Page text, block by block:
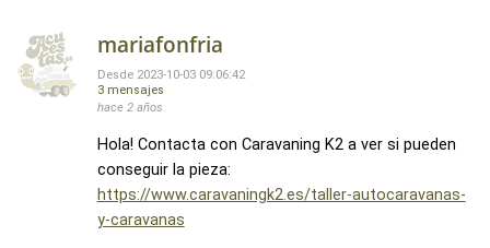
mariafonfria
Desde 2023-10-03 09:06:42
3 mensajes
hace 2 años
Hola! Contacta con Caravaning K2 a ver si pueden
conseguir la pieza:
https://www.caravaningk2.es/taller-autocaravanas-
y-caravanas